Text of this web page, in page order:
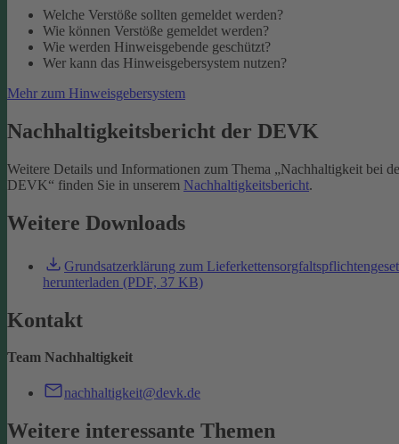
Welche Verstöße sollten gemeldet werden?
Wie können Verstöße gemeldet werden?
Wie werden Hinweisgebende geschützt?
Wer kann das Hinweisgebersystem nutzen?
Mehr zum Hinweisgebersystem
Nachhaltigkeitsbericht der DEVK
Weitere Details und Informationen zum Thema „Nachhaltigkeit bei
DEVK“ finden Sie in unserem Nachhaltigkeitsbericht.
Weitere Downloads
Grundsatzerklärung zum
herunterladen (PDF, 37 KB)
Kontakt
Team Nachhaltigkeit
nachhaltigkeit@devk.de
Weitere interessante Themen